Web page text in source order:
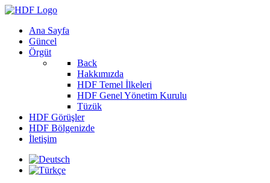
Ana Sayfa
Güncel
Örgüt
Back
Hakkımızda
HDF Temel İlkeleri
HDF Genel Yönetim Kurulu
Tüzük
HDF Görüşler
HDF Bölgenizde
İletişim